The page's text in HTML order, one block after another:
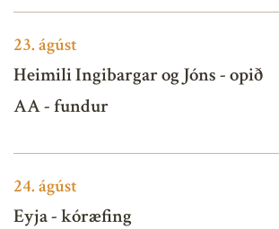
23.ágúst
Heimili Ingibargar og Jóns - opið
AA - fundur
24.ágúst
Eyja - kóræfing